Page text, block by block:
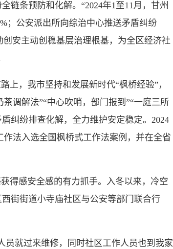
链条预防和化解。“2024年1至11月，甘州
；公安派出所向综治中心推送矛盾纠纷
创安主动创稳基层治理根基，为全区经济社
，我市坚持和发展新时代“枫桥经验”，
调解法”“中心吹哨，部门报到”“一庭三所
纠纷排查化解，全力维护安定稳定。2024
作法入选全国枫桥式工作法案例，并在全省
得感安全感的有力抓手。入冬以来，冷空
街街道小寺庙社区与公安等部门联合行
就过来维修，同时社区工作人员也到我家